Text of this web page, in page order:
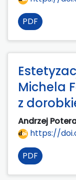
PDF
Michela
z
Andrzej
https://
PDF